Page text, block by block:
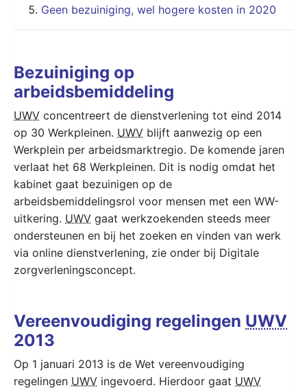
Geen bezuiniging, wel hogere kosten in 2020
Bezuiniging op
arbeidsbemiddeling
UWV concentreert de dienstverlening tot eind 2014
op 30 Werkpleinen. UWV blijft aanwezig op een
Werkplein per arbeidsmarktregio. De komende jaren
verlaat het 68 Werkpleinen. Dit is nodig omdat het
kabinet gaat bezuinigen op de
arbeidsbemiddelingsrol voor mensen met een WW-
uitkering. UWV gaat werkzoekenden steeds meer
ondersteunen en bij het zoeken en vinden van werk
via online dienstverlening, zie onder bij Digitale
zorgverleningsconcept.
Vereenvoudiging regelingen UWV
2013
Op 1 januari 2013 is de Wet vereenvoudiging
regelingen UWV ingevoerd. Hierdoor gaat UWV